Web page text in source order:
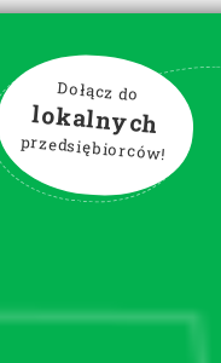
Dołącz do
lokalnych
przedsiębiorców!